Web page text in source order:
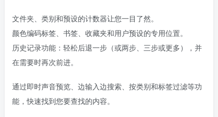
文件夹、类别和预设的计数器让您一目了然。
颜色编码标签、书签、收藏夹和用户预设的专用位置。
历史记录功能：轻松后退一步（或两步、三步或更多），并
在需要时再次前进。
通过即时声音预览、边输入边搜索、按类别和标签过滤等功
能，快速找到您要查找的内容。